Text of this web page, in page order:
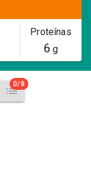
Proteínas
6 g
0/8